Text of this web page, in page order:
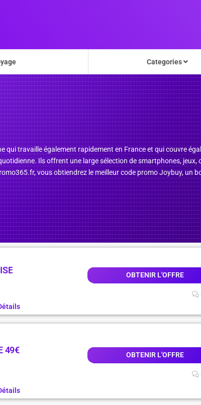
Categories
qui travaille également rapidement en France et qui couvre
Ils offrent une large sélection de smartphones,
vous obtiendrez le meilleur code promo Joybuy, un
OBTENIR L'OFFRE
49€ OBTENIR L'OFFRE